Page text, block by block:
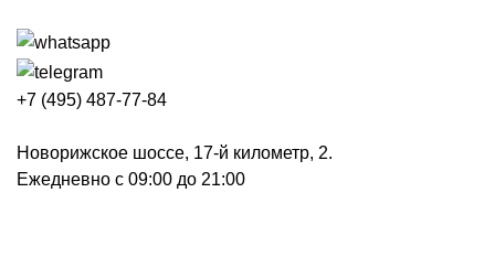
+7 (495) 487-77-84
Новорижское шоссе, 17-й километр, 2.
Ежедневно с 09:00 до 21:00